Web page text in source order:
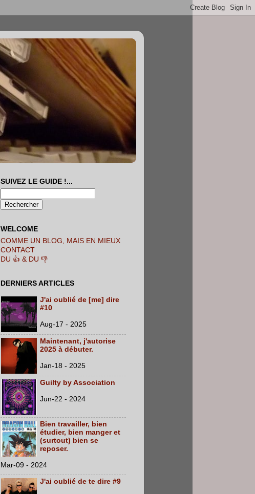
SUIVEZ LE GUIDE !...
WELCOME
COMME UN BLOG, MAIS EN MIEUX
CONTACT
DU 👍 & DU 👎
DERNIERS ARTICLES
J'ai oublié de [me] dire
#10
Aug-17 - 2025
Maintenant, j'autorise
2025 à débuter.
Jan-18 - 2025
Guilty by Association
Jun-22 - 2024
Bien travailler, bien
étudier, bien manger et
(surtout) bien se
reposer.
Mar-09 - 2024
J'ai oublié de te dire #9